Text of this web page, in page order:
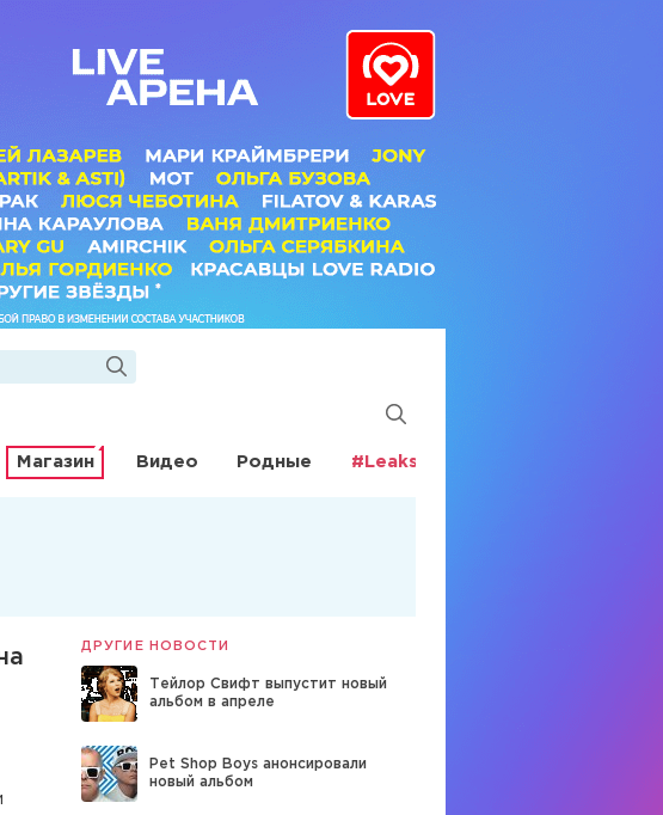
Магазин Видео Родные #Leaks
ДРУГИЕ НОВОСТИ
Тейлор Свифт выпустит новый
альбом в апреле
Pet Shop Boys анонсировали
новый альбом